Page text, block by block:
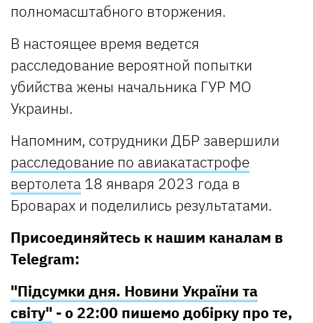
полномасштабного вторжения.
В настоящее время ведется
расследование вероятной попытки
убийства жены начальника ГУР МО
Украины.
Напомним, сотрудники ДБР завершили
расследование по авиакатастрофе
вертолета 18 января 2023 года в
Броварах и поделились результатами.
Присоединяйтесь к нашим каналам в
Telegram:
"Підсумки дня. Новини України та
світу" - о 22:00 пишемо добірку про те,